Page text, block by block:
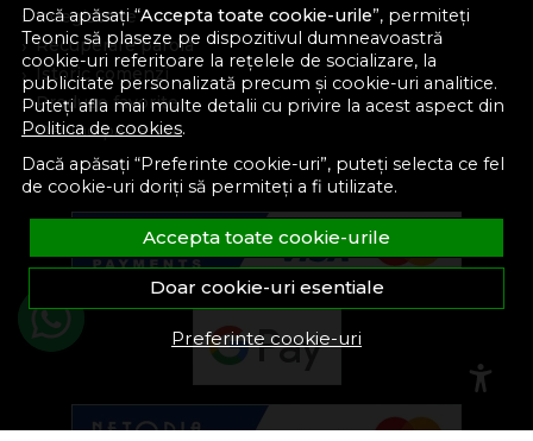
Dacă apăsați “Accepta toate cookie-urile”, permiteți
Teonic să plaseze pe dispozitivul dumneavoastră
cookie-uri referitoare la rețelele de socializare, la
publicitate personalizată precum și cookie-uri analitice.
Puteți afla mai multe detalii cu privire la acest aspect din
Politica de cookies.
Dacă apăsați “Preferinte cookie-uri”, puteți selecta ce fel
de cookie-uri doriți să permiteți a fi utilizate.
Accepta toate cookie-urile
Doar cookie-uri esentiale
Preferinte cookie-uri
Inregistrare
Recuperare parola
Istoric comenzi
Produse favorite
Devino partener